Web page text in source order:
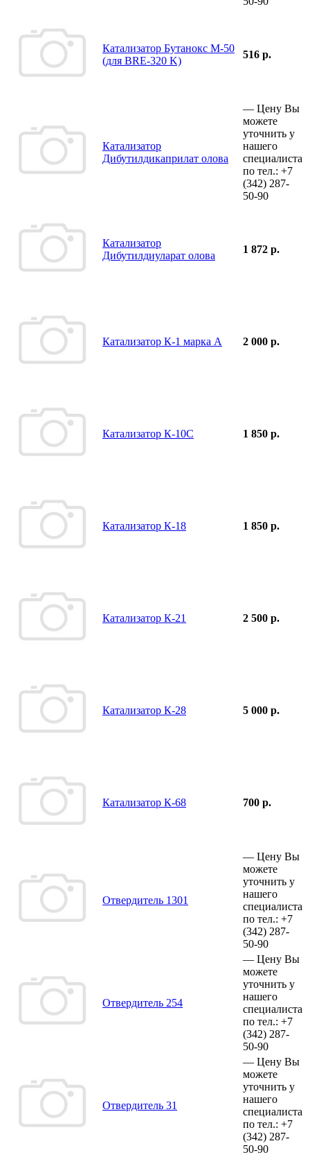
Катализатор Бутанокс М-50
(для BRE-320 K)
516 р.
Катализатор
Дибутилдикаприлат олова
— Цену Вы
можете
уточнить у
нашего
специалиста
по тел.: +7
(342) 287-
50-90
Катализатор
Дибутилдиуларат олова
1 872 р.
Катализатор К-1 марка А 2 000 р.
Катализатор К-10С 1 850 р.
Катализатор К-18 1 850 р.
Катализатор К-21 2 500 р.
Катализатор К-28 5 000 р.
Катализатор К-68 700 р.
Отвердитель 1301
— Цену Вы
можете
уточнить у
нашего
специалиста
по тел.: +7
(342) 287-
50-90
Отвердитель 254
— Цену Вы
можете
уточнить у
нашего
специалиста
по тел.: +7
(342) 287-
50-90
Отвердитель 31
— Цену Вы
можете
уточнить у
нашего
специалиста
по тел.: +7
(342) 287-
50-90